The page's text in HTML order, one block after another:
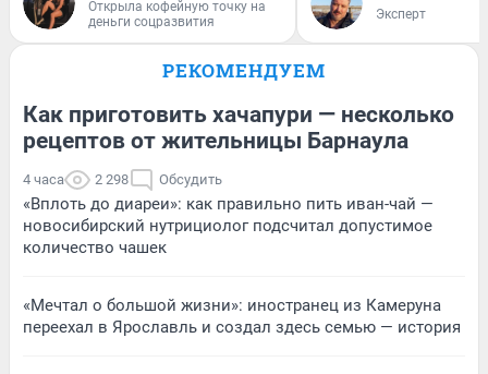
Открыла кофейную точку на
деньги соцразвития
Эксперт
РЕКОМЕНДУЕМ
Как приготовить хачапури — несколько
рецептов от жительницы Барнаула
4 часа 2 298 Обсудить
«Вплоть до диареи»: как правильно пить иван-чай —
новосибирский нутрициолог подсчитал допустимое
количество чашек
«Мечтал о большой жизни»: иностранец из Камеруна
переехал в Ярославль и создал здесь семью — история